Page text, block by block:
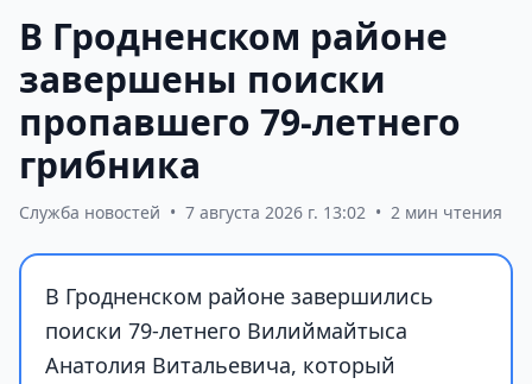
В Гродненском районе
завершены поиски
пропавшего 79-летнего
грибника
Служба новостей • 7 августа 2026 г. 13:02 • 2 мин чтения
В Гродненском районе завершились
поиски 79-летнего Вилиймайтыса
Анатолия Витальевича, который